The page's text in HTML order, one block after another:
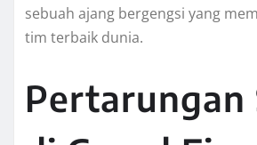
sebuah ajang bergengsi yang
tim terbaik dunia.
Pertarungan